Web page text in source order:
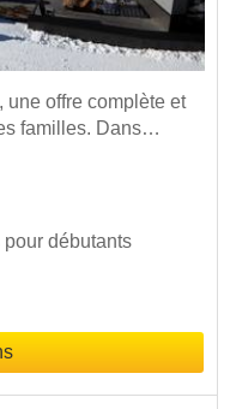
offre complète et
familles. Dans…
débutants